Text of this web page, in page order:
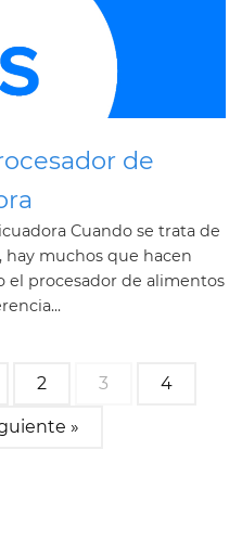
de
Cuando se trata de
muchos que hacen
el procesador de alimentos
2 3 4
»